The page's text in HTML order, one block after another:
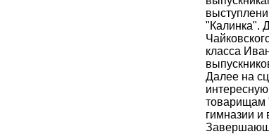
"Калинка".
класса
Далее на
товарищам
гимназии и